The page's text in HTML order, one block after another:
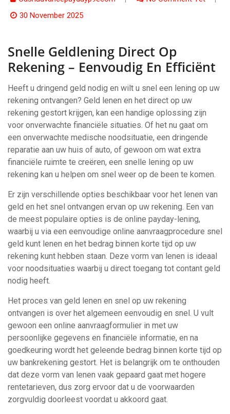
30 November 2025
Snelle Geldlening Direct Op
Rekening – Eenvoudig En Efficiënt
Heeft u dringend geld nodig en wilt u snel een lening op uw
rekening ontvangen? Geld lenen en het direct op uw
rekening gestort krijgen, kan een handige oplossing zijn
voor onverwachte financiële situaties. Of het nu gaat om
een onverwachte medische noodsituatie, een dringende
reparatie aan uw huis of auto, of gewoon om wat extra
financiële ruimte te creëren, een snelle lening op uw
rekening kan u helpen om snel weer op de been te komen.
Er zijn verschillende opties beschikbaar voor het lenen van
geld en het snel ontvangen ervan op uw rekening. Een van
de meest populaire opties is de online payday-lening,
waarbij u via een eenvoudige online aanvraagprocedure snel
geld kunt lenen en het bedrag binnen korte tijd op uw
rekening kunt hebben staan. Deze vorm van lenen is ideaal
voor noodsituaties waarbij u direct toegang tot contant geld
nodig heeft.
Het proces van geld lenen en snel op uw rekening
ontvangen is over het algemeen eenvoudig en snel. U vult
gewoon een online aanvraagformulier in met uw
persoonlijke gegevens en financiële informatie, en na
goedkeuring wordt het geleende bedrag binnen korte tijd op
uw bankrekening gestort. Het is belangrijk om te onthouden
dat deze vorm van lenen vaak gepaard gaat met hogere
rentetarieven, dus zorg ervoor dat u de voorwaarden
zorgvuldig doorleest voordat u akkoord gaat.